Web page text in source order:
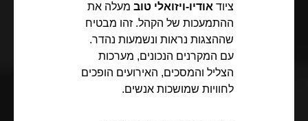
ציוד אודיו-ויזואלי טוב מעלה את
ההתמעכות של הקהל. זהו מבטיח
שההצגות נראות ונשמעות נהדר.
עם המקרנים הנכונים, מערכות
הצליל והמסכים, האירועים הופכים
לחוויות שמושכות אנשים.